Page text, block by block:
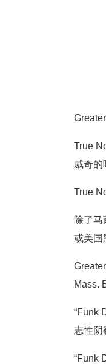
True
威奇的
True
除了马
或美国
Mass.
“Funk
志性阴
“Funk